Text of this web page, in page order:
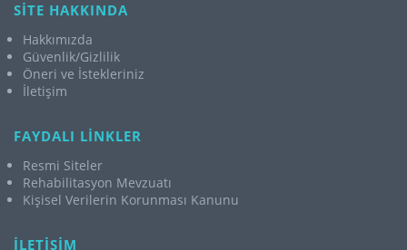
SİTE HAKKINDA
Hakkımızda
Güvenlik/Gizlilik
Öneri ve İstekleriniz
İletişim
FAYDALI LİNKLER
Resmi Siteler
Rehabilitasyon Mevzuatı
Kişisel Verilerin Korunması Kanunu
İLETİŞİM